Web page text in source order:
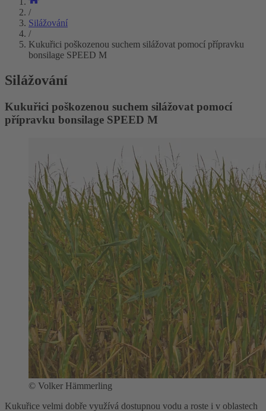
/
Silážování
/
Kukuřici poškozenou suchem silážovat pomocí přípravku
bonsilage SPEED M
Silážování
Kukuřici poškozenou suchem silážovat pomocí
přípravku bonsilage SPEED M
© Volker Hämmerling
Kukuřice velmi dobře využívá dostupnou vodu a roste i v oblastech